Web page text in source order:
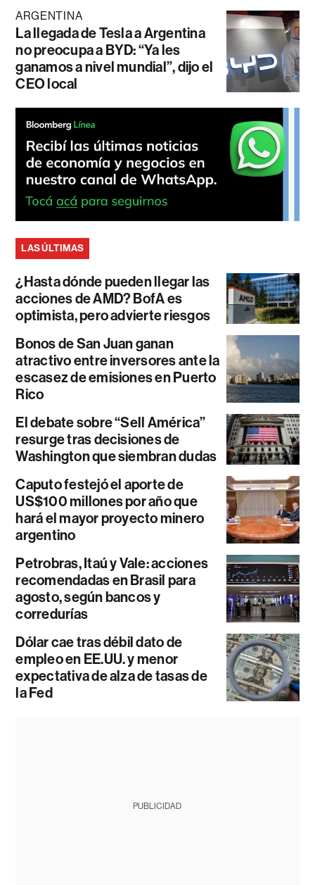
ARGENTINA
La llegada de Tesla a Argentina
no preocupa a BYD: “Ya les
ganamos a nivel mundial”, dijo el
CEO local
LAS ÚLTIMAS
¿Hasta dónde pueden llegar las
acciones de AMD? BofA es
optimista, pero advierte riesgos
Bonos de San Juan ganan
atractivo entre inversores ante la
escasez de emisiones en Puerto
Rico
El debate sobre “Sell América”
resurge tras decisiones de
Washington que siembran dudas
Caputo festejó el aporte de
US$100 millones por año que
hará el mayor proyecto minero
argentino
Petrobras, Itaú y Vale: acciones
recomendadas en Brasil para
agosto, según bancos y
corredurías
Dólar cae tras débil dato de
empleo en EE.UU. y menor
expectativa de alza de tasas de
la Fed
PUBLICIDAD